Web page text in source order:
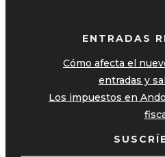
ENTRADAS
Cómo afecta el
entradas y
Los impuestos en